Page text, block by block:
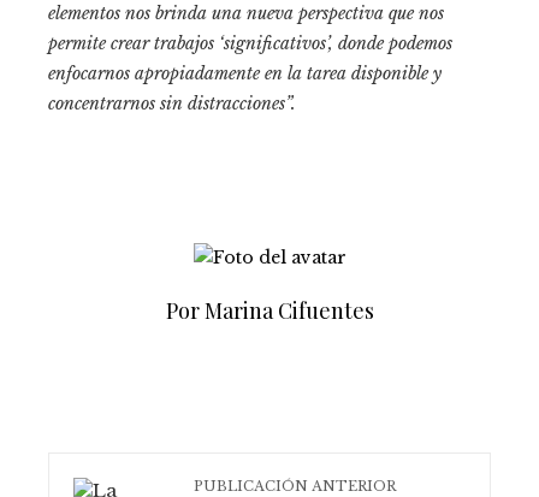
elementos nos brinda una nueva perspectiva que nos
permite crear trabajos ‘significativos’, donde podemos
enfocarnos apropiadamente en la tarea disponible y
concentrarnos sin distracciones”.
Por Marina Cifuentes
PUBLICACIÓN ANTERIOR